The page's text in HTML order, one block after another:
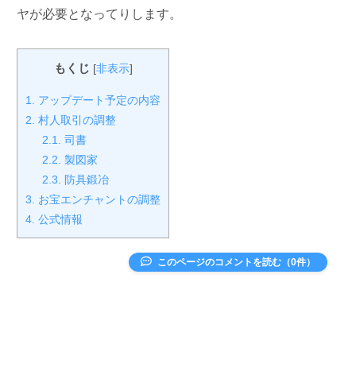
ヤが必要となってりします。
もくじ [非表示]
1. アップデート予定の内容
2. 村人取引の調整
2.1. 司書
2.2. 製図家
2.3. 防具鍛冶
3. お宝エンチャントの調整
4. 公式情報
このページのコメントを読む（0件）